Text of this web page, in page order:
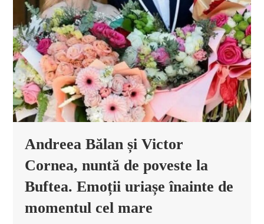
Andreea Bălan și Victor
Cornea, nuntă de poveste la
Buftea. Emoții uriașe înainte de
momentul cel mare